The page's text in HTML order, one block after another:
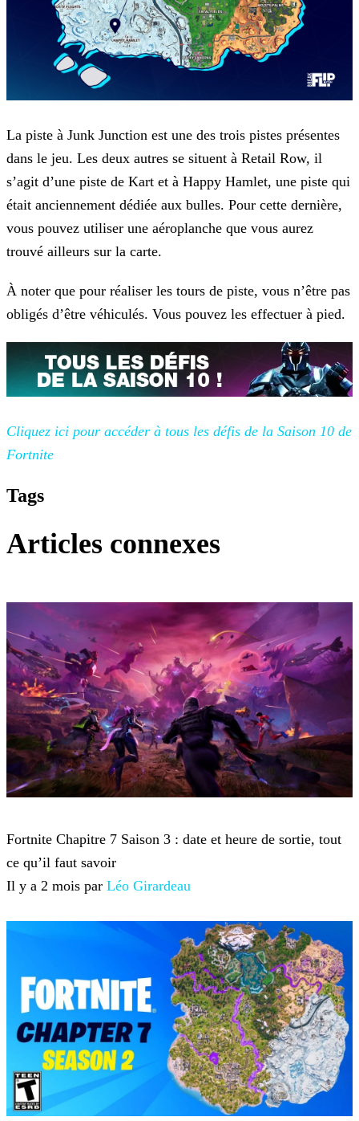
La piste à Junk Junction est une des trois pistes présentes
dans le jeu. Les deux autres se situent à Retail Row, il
s’agit d’une piste de Kart et à Happy Hamlet, une piste qui
était anciennement dédiée aux bulles. Pour cette dernière,
vous pouvez utiliser une aéroplanche que vous aurez
trouvé ailleurs sur la carte.
À noter que pour réaliser les tours de piste, vous n’être pas
obligés d’être véhiculés. Vous pouvez les effectuer à pied.
Cliquez ici pour accéder à tous les défis de la Saison 10 de
Fortnite
Tags
Articles connexes
Fortnite Chapitre 7 Saison 3 : date et heure de sortie, tout
ce qu’il faut savoir
Il y a 2 mois par Léo Girardeau